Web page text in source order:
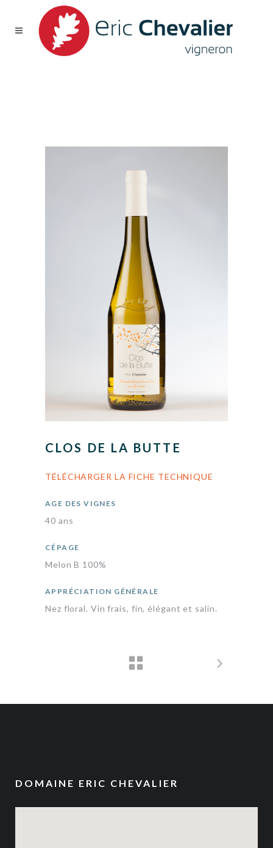
CLOS DE LA BUTTE
TÉLÉCHARGER LA FICHE TECHNIQUE
AGE DES VIGNES
40 ans
CÉPAGE
Melon B 100%
APPRÉCIATION GÉNÉRALE
Nez floral. Vin frais, fin, élégant et salin.
DOMAINE ERIC CHEVALIER